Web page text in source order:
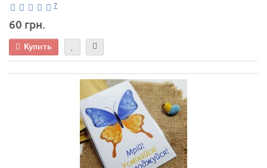
7
60 грн.
Купить